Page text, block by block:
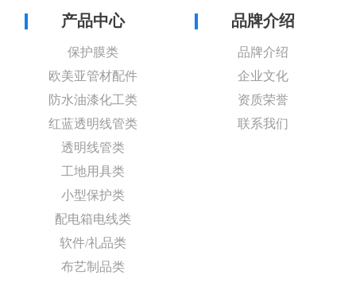
产品中心
保护膜类
欧美亚管材配件
防水油漆化工类
红蓝透明线管类
透明线管类
工地用具类
小型保护类
配电箱电线类
软件/礼品类
布艺制品类
品牌介绍
品牌介绍
企业文化
资质荣誉
联系我们